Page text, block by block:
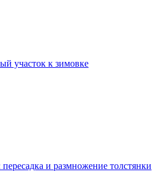
участок к зимовке
и размножение толстянки